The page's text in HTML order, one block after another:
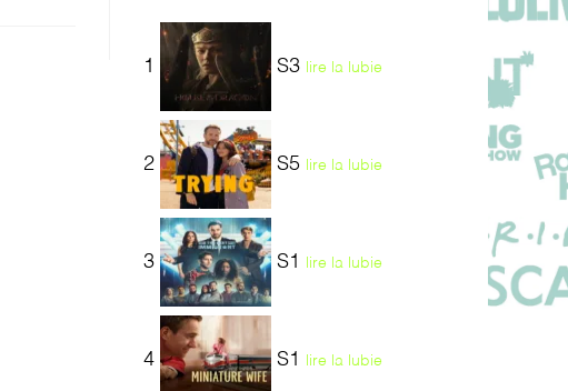
1 S3 lire la lubie
2 S5 lire la lubie
3 S1 lire la lubie
4 S1 lire la lubie